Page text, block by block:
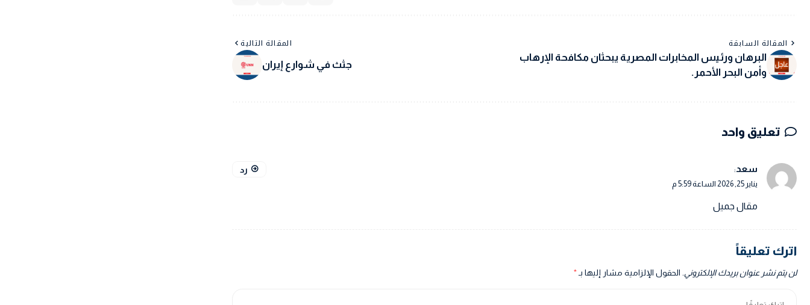
المقالة السابقة
البرهان ورئيس المخابرات المصرية يبحثان مكافحة الإرهاب
وأمن البحر الأحمر.
المقالة التالية
جثث في شوارع إيران
تعليق واحد
سعد:
يناير 25, 2026 الساعة 5:59 م
مقال جميل
رد
اترك تعليقاً
لن يتم نشر عنوان بريدك الإلكتروني. الحقول الإلزامية مشار إليها بـ *